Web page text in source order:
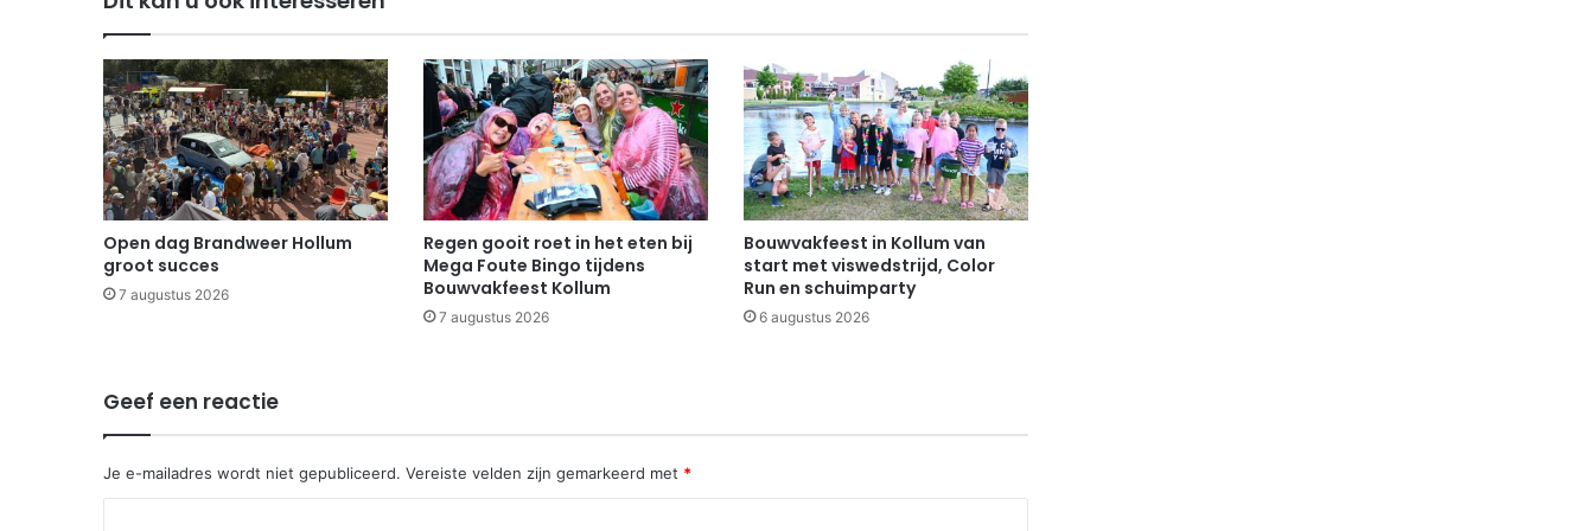
Open dag Brandweer Hollum
groot succes
7 augustus 2026
Regen gooit roet in het eten bij
Mega Foute Bingo tijdens
Bouwvakfeest Kollum
7 augustus 2026
Bouwvakfeest in Kollum van
start met viswedstrijd, Color
Run en schuimparty
6 augustus 2026
Geef een reactie
Je e-mailadres wordt niet gepubliceerd. Vereiste velden zijn gemarkeerd met *